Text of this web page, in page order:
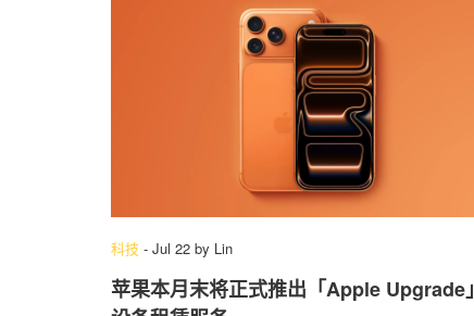
科技 - Jul 22 by Lin
苹果本月末将正式推出「Apple Upgrade」